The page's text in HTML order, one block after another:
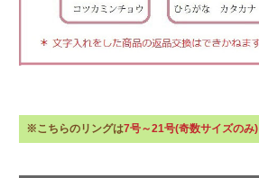
※こちらのリングは7号～21号(奇数サイズのみ)